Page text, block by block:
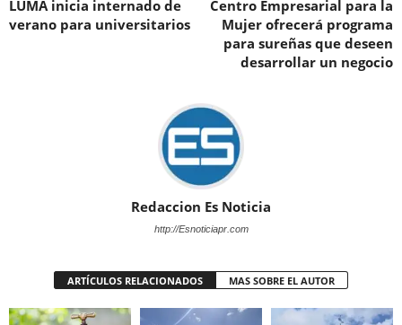
LUMA inicia internado de
verano para universitarios
Centro Empresarial para la
Mujer ofrecerá programa
para sureñas que deseen
desarrollar un negocio
Redaccion Es Noticia
http://Esnoticiapr.com
ARTÍCULOS RELACIONADOS MAS SOBRE EL AUTOR